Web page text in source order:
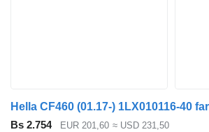
Bs 2.754 EUR 201,60 ≈ USD 231,50